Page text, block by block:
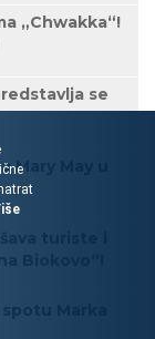
„Chwakka“!
se
May u
turiste i
Biokovo“!
Marka